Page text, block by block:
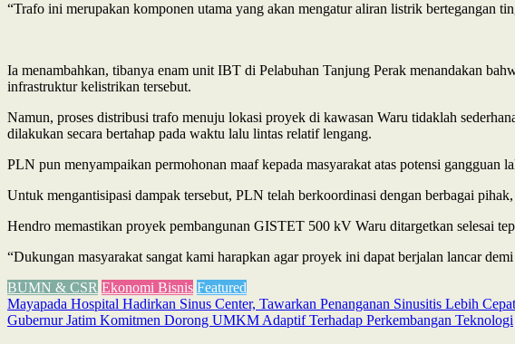
“Trafo ini merupakan komponen utama yang akan mengatur aliran listrik bertegangan
Ia menambahkan, tibanya enam unit IBT di Pelabuhan Tanjung Perak menandakan
infrastruktur kelistrikan tersebut.
Namun, proses distribusi trafo menuju lokasi proyek di kawasan Waru tidaklah
dilakukan secara bertahap pada waktu lalu lintas relatif lengang.
PLN pun menyampaikan permohonan maaf kepada masyarakat atas potensi gangguan
Untuk mengantisipasi dampak tersebut, PLN telah berkoordinasi dengan berbagai
Hendro memastikan proyek pembangunan GISTET 500 kV Waru ditargetkan selesai
“Dukungan masyarakat sangat kami harapkan agar proyek ini dapat berjalan lancar
BUMN & CSR Ekonomi Bisnis Featured
Post
navigation
Mayapada Hospital Hadirkan Sinus Center, Tawarkan Penanganan Sinusitis Lebih
Gubernur Jatim Komitmen Dorong UMKM Adaptif Terhadap Perkembangan Teknologi